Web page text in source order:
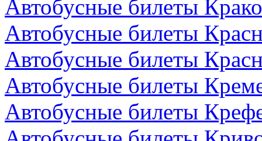
Автобусные билеты
Автобусные билеты
Автобусные билеты
Автобусные билеты
Автобусные билеты